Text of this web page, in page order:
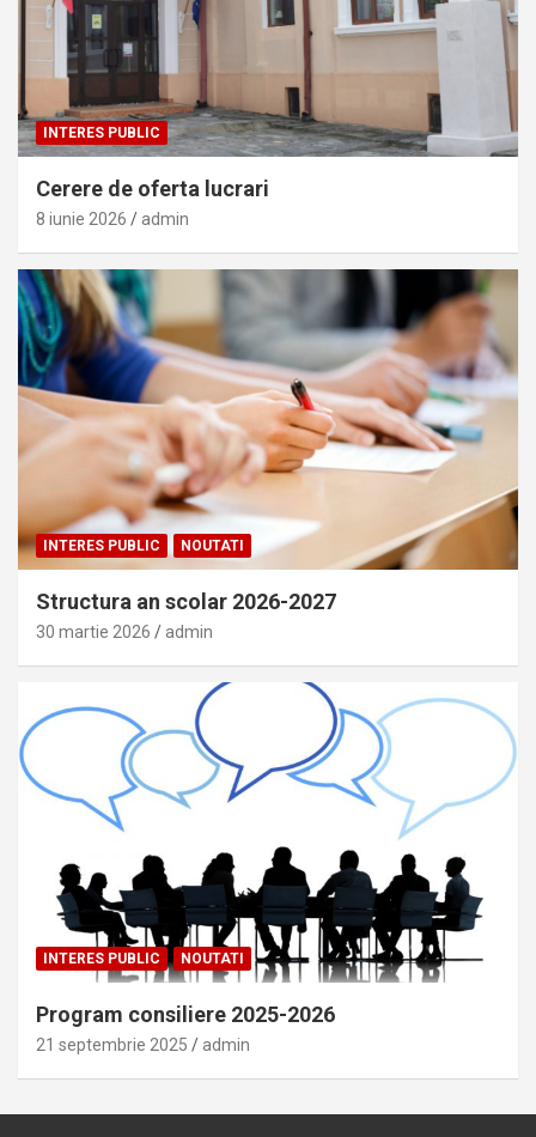
INTERES PUBLIC
Cerere de oferta lucrari
8 iunie 2026 admin
INTERES PUBLIC NOUTATI
Structura an scolar 2026-2027
30 martie 2026 admin
INTERES PUBLIC NOUTATI
Program consiliere 2025-2026
21 septembrie 2025 admin